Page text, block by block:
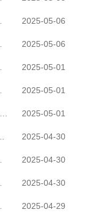
2025-05-06
2025-05-06
2025-05-01
2025-05-01
2025-05-01
2025-04-30
2025-04-30
2025-04-30
2025-04-29